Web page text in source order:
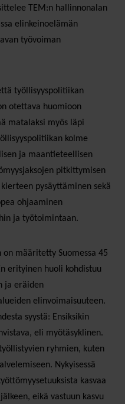
TEM:n hallinnonalan
elinkeinoelämän
työvoiman
työllisyyspolitiikan
otettava huomioon
matalaksi myös läpi
kolme
ja maantieteellisen
pitkittymisen
pysäyttäminen sekä
ohjaaminen
ja työtoimintaan.
on määritetty Suomessa 45
erityinen huoli kohdistuu
ja eräiden
elinvoimaisuuteen.
syystä: Ensiksikin
eli myötäsyklinen.
työllistyvien ryhmien, kuten
Nykyisessä
kasvaa
eikä vastuun kasvu